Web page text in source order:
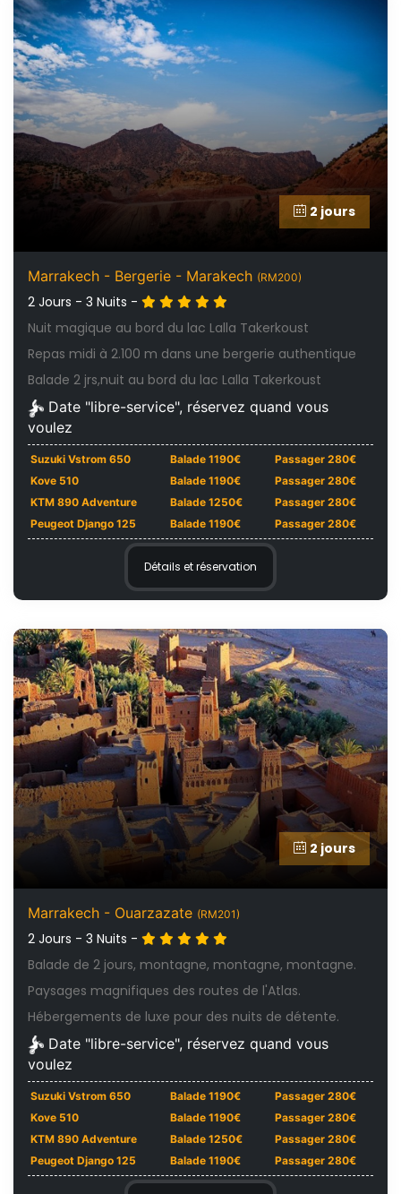
2 jours
Marrakech - Bergerie - Marakech (RM200)
2 Jours - 3 Nuits -
Nuit magique au bord du lac Lalla Takerkoust
Repas midi à 2.100 m dans une bergerie authentique
Balade 2 jrs,nuit au bord du lac Lalla Takerkoust
Date "libre-service", réservez quand vous
voulez
Suzuki Vstrom 650 Balade 1190€
Passager 280€
Kove 510
Balade 1190€
Passager 280€
KTM 890 Adventure
Balade 1250€
Passager 280€
Peugeot Django 125
Balade 1190€ Passager 280€
Détails et réservation
2 jours
Marrakech - Ouarzazate (RM201)
2 Jours - 3 Nuits -
Balade de 2 jours, montagne, montagne, montagne.
Paysages magnifiques des routes de l'Atlas.
Hébergements de luxe pour des nuits de détente.
Date "libre-service", réservez quand vous
voulez
Suzuki Vstrom 650 Balade 1190€
Passager 280€
Kove 510
Balade 1190€
Passager 280€
KTM 890 Adventure
Balade 1250€
Passager 280€
Peugeot Django 125
Balade 1190€ Passager 280€